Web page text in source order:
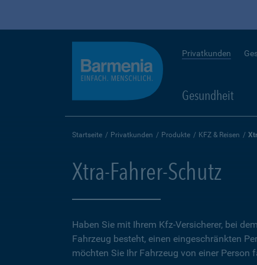
Privatkunden
Gesundheit
Startseite Privatkunden Produkte KFZ & Reisen
Xtra-Fahrer-Schutz
Haben Sie mit Ihrem Kfz-Versicherer, bei
Fahrzeug besteht, einen eingeschränkten
möchten Sie Ihr Fahrzeug von einer Person